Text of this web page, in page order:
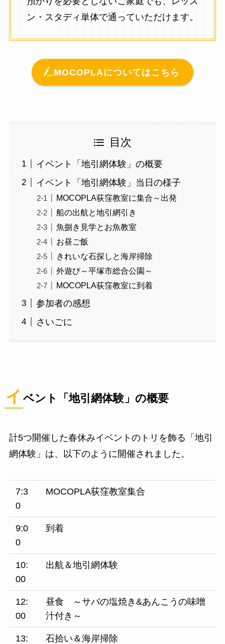
ン・スタディ単体で通っていただけます。
MOCOPLAについてはこちら
目次
イベント「地引網体験」の概要
イベント「地引網体験」当日の様子
MOCOPLA荻窪教室に集合～出発
船の出航と地引網引き
魚捌き見学とお魚教室
お昼ご飯
きれいな石探しと海岸掃除
外遊び～平塚市総合公園～
MOCOPLA荻窪教室に到着
参加者の感想
さいごに
イ ベント「地引網体験」の概要
計5つ開催した春休みイベントのトリを飾る「地引
網体験」は、以下のように開催されました。
7:3
0
MOCOPLA荻窪教室集合
9:0
0
到着
10:
00
出航＆地引網体験
12:
00
昼食 ～サバの塩焼き&あんこうの味噌
汁付き～
13:
石拾い＆海岸掃除